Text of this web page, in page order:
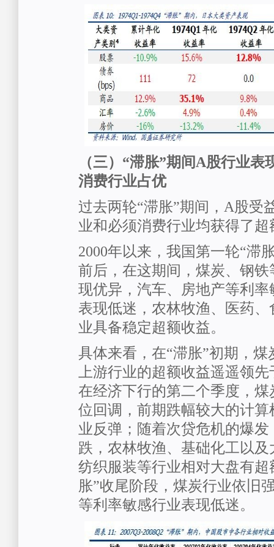
（三）“滞胀”期间A股行业表
消费行业占优
过去两轮“滞胀”期间，A股受
业和必须消费行业均获得了超
2000年以来，我国第一轮“滞
前后，在这期间，煤炭、钢
现优异，汽车、房地产等利
表现低迷，农林牧渔、医药
业具备稳定超额收益。
具体来看，在“滞胀”初期，
上游行业的超额收益遥遥领
在经济下行的第二个季度，
位回调，前期跌幅较大的计
业反弹；随着次贷危机的爆
跌，农林牧渔、基础化工以
纺织服装等行业相对大盘有超
胀”收尾阶段，煤炭行业依旧
等利率敏感行业表现低迷。